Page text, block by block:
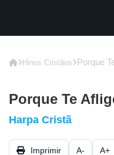
EBOOK
GRÁTIS
Hinos Cristãos Porque
Porque Te
Harpa Cristã
Imprimir A- A+